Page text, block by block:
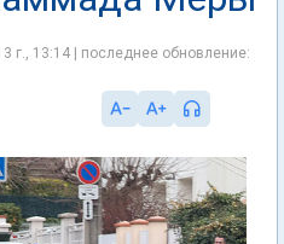
г., 13:14 | последнее обновление: